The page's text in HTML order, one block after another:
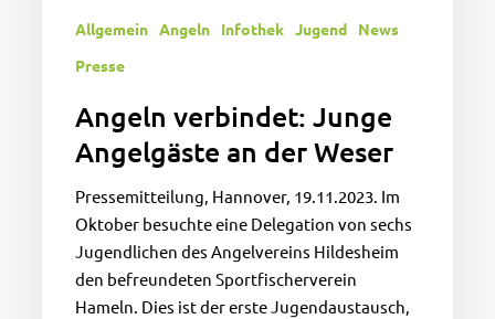
Allgemein Angeln Infothek Jugend
News
Presse
Angeln verbindet: Junge
Angelgäste an der Weser
Pressemitteilung, Hannover, 19.11.2023. Im
Oktober besuchte eine Delegation von sechs
Jugendlichen des Angelvereins Hildesheim
den befreundeten Sportfischerverein
Hameln. Dies ist der erste Jugendaustausch,